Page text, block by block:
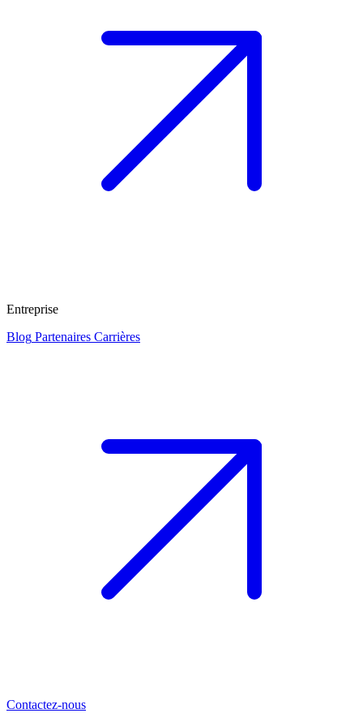
Entreprise
Blog Partenaires Carrières
Contactez-nous